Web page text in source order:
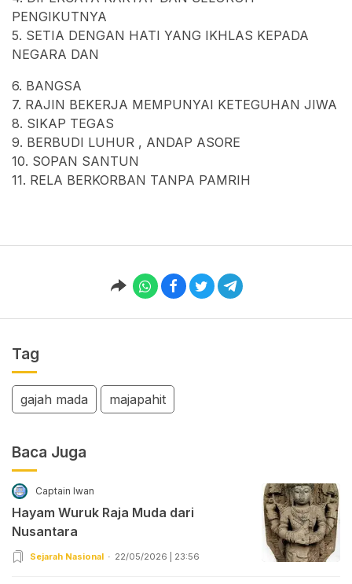
PENGIKUTNYA
5. SETIA DENGAN HATI YANG IKHLAS KEPADA
NEGARA DAN
6. BANGSA
7. RAJIN BEKERJA MEMPUNYAI KETEGUHAN JIWA
8. SIKAP TEGAS
9. BERBUDI LUHUR , ANDAP ASORE
10. SOPAN SANTUN
11. RELA BERKORBAN TANPA PAMRIH
Tag
gajah mada majapahit
Baca Juga
Captain Iwan
Hayam Wuruk Raja Muda dari
Nusantara
Sejarah Nasional 22/05/2026 | 23:56